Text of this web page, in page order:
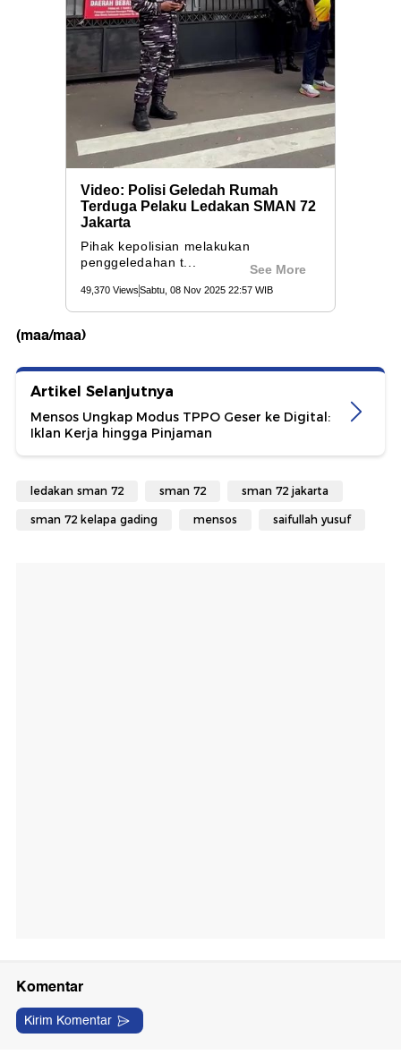
(maa/maa)
Artikel Selanjutnya
Mensos Ungkap Modus TPPO Geser ke Digital:
Iklan Kerja hingga Pinjaman
ledakan sman 72 sman 72 sman 72 jakarta
sman 72 kelapa gading mensos saifullah yusuf